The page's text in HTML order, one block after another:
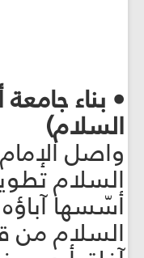
• بناء
السلام)
واصل
السلام
أسّسها
السلام من